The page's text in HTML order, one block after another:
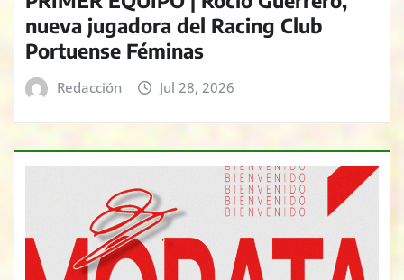
nueva jugadora del Racing Club
Portuense Féminas
Redacción Jul 28, 2026